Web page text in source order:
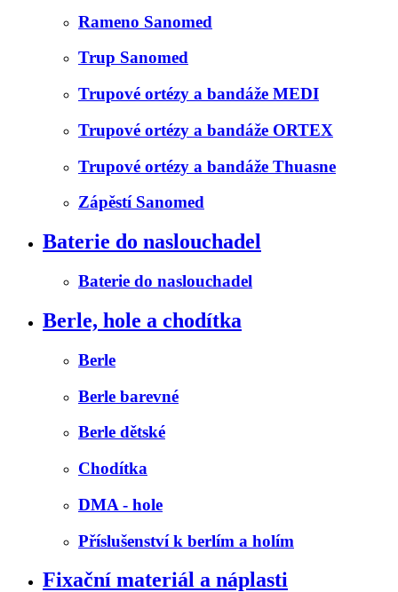
Rameno Sanomed
Trup Sanomed
Trupové ortézy a bandáže MEDI
Trupové ortézy a bandáže ORTEX
Trupové ortézy a bandáže Thuasne
Zápěstí Sanomed
Baterie do naslouchadel
Baterie do naslouchadel
Berle, hole a chodítka
Berle
Berle barevné
Berle dětské
Chodítka
DMA - hole
Příslušenství k berlím a holím
Fixační materiál a náplasti